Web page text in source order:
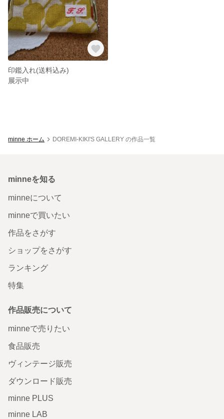
印鑑入れ(送料込み)
展示中
minne ホーム DOREMI-KIKI'S GALLERY の作品一覧
minneを知る
minneについて
minneで買いたい
作品をさがす
ショップをさがす
ランキング
特集
作品販売について
minneで売りたい
食品販売
ヴィンテージ販売
ダウンロード販売
minne PLUS
minne LAB